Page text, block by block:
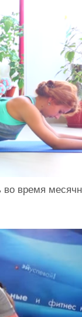
во время